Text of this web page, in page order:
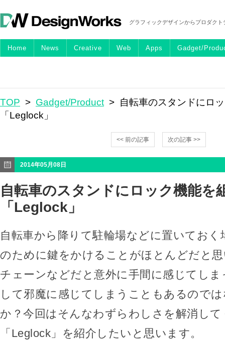
グラフィックデザインからプロダク
Home News Creative Web Apps Gadget/
TOP > Gadget/Product > 自転車のスタンドにロ
「Leglock」
<< 前の記事 次の記事 >>
2014年05月08日
自転車のスタンドにロック機能を
「Leglock」
自転車から降りて駐輪場などに置いておく
のために鍵をかけることがほとんどだと
チェーンなどだと意外に手間に感じてし
して邪魔に感じてしまうこともあるので
か？今回はそんなわずらわしさを解消し
「Leglock」を紹介したいと思います。